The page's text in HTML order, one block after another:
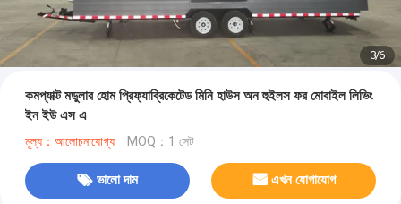
3/6
কমপ্যাক্ট মডুলার হোম প্রিফ্যাব্রিকেটেড মিনি হাউস অন হুইলস ফর মোবাইল লিভিং
ইন ইউ এস এ
মূল্য：আলোচনাযোগ্য MOQ：1 সেট
ভালো দাম এখন যোগাযোগ